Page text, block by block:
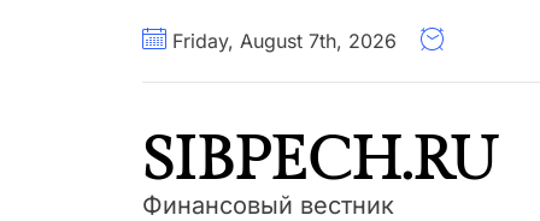
Friday, August 7th, 2026
SIBPECH.RU
Финансовый вестник